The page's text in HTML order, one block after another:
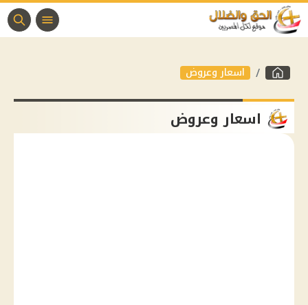
اسعار وعروض
اسعار وعروض